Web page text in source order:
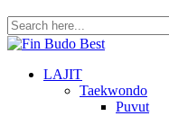
LAJIT
Taekwondo
Puvut